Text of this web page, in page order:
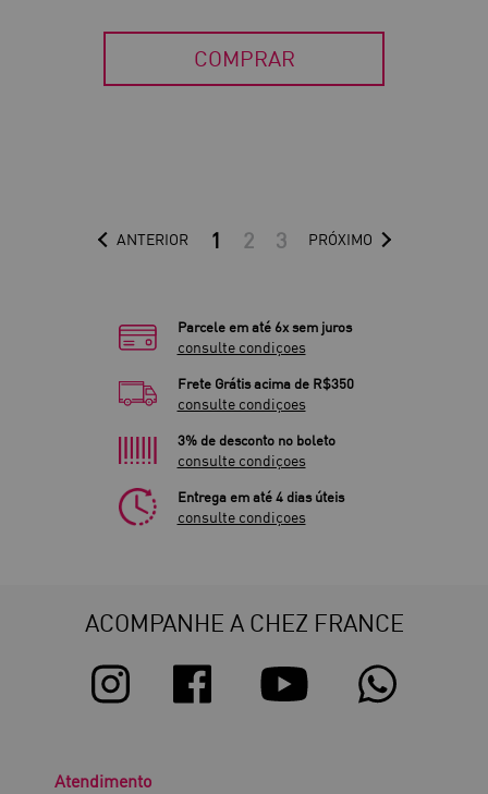
COMPRAR
ANTERIOR 1 2 3 PRÓXIMO
Parcele em até 6x sem juros
consulte condiçoes
Frete Grátis acima de R$350
consulte condiçoes
3% de desconto no boleto
consulte condiçoes
Entrega em até 4 dias úteis
consulte condiçoes
ACOMPANHE A CHEZ FRANCE
Atendimento